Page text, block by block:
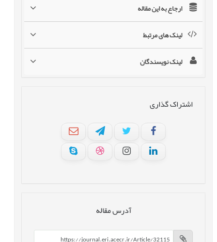
ارجاع به این مقاله
لینک های مرتبط
لینک نویسندگان
اشتراک گذاری
آدرس مقاله